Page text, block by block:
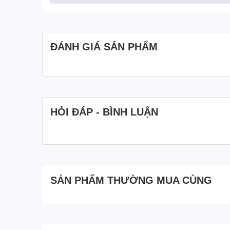
lần kích trở lên nhẹ nhàng hơn bao giờ hết.
ĐÁNH GIÁ SẢN PHẨM
HỎI ĐÁP - BÌNH LUẬN
SẢN PHẨM THƯỜNG MUA CÙNG